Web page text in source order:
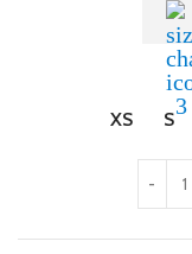
XS
S